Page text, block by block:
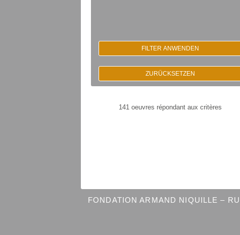
FILTER ANWENDEN
ZURÜCKSETZEN
141 oeuvres répondant aux critères
FONDATION ARMAND NIQUILLE –